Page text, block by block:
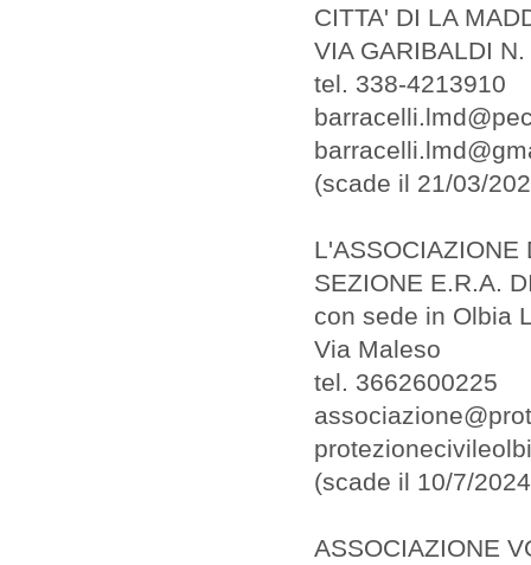
CITTA' DI LA
VIA GARIBALDI N.
tel. 338-4213910
(scade il 21/03/
L'ASSOCIAZIONE
SEZIONE E.R.A.
con sede in Olbia
Via Maleso
tel. 3662600225
(scade il 10/7/
ASSOCIAZIONE